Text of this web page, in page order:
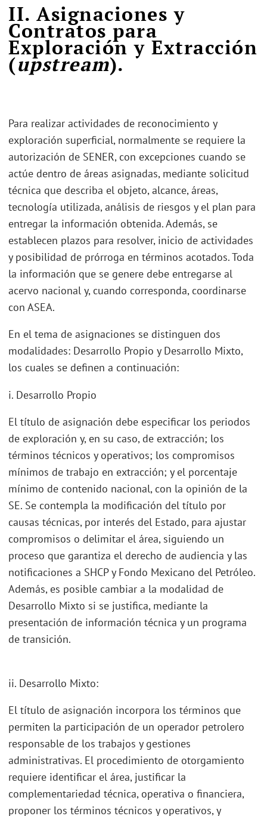
II. Asignaciones y
Contratos para
Exploración y Extracción
(upstream).
Para realizar actividades de reconocimiento y
exploración superficial, normalmente se requiere la
autorización de SENER, con excepciones cuando se
actúe dentro de áreas asignadas, mediante solicitud
técnica que describa el objeto, alcance, áreas,
tecnología utilizada, análisis de riesgos y el plan para
entregar la información obtenida. Además, se
establecen plazos para resolver, inicio de actividades
y posibilidad de prórroga en términos acotados. Toda
la información que se genere debe entregarse al
acervo nacional y, cuando corresponda, coordinarse
con ASEA.
En el tema de asignaciones se distinguen dos
modalidades: Desarrollo Propio y Desarrollo Mixto,
los cuales se definen a continuación:
i. Desarrollo Propio
El título de asignación debe especificar los periodos
de exploración y, en su caso, de extracción; los
términos técnicos y operativos; los compromisos
mínimos de trabajo en extracción; y el porcentaje
mínimo de contenido nacional, con la opinión de la
SE. Se contempla la modificación del título por
causas técnicas, por interés del Estado, para ajustar
compromisos o delimitar el área, siguiendo un
proceso que garantiza el derecho de audiencia y las
notificaciones a SHCP y Fondo Mexicano del Petróleo.
Además, es posible cambiar a la modalidad de
Desarrollo Mixto si se justifica, mediante la
presentación de información técnica y un programa
de transición.
ii. Desarrollo Mixto:
El título de asignación incorpora los términos que
permiten la participación de un operador petrolero
responsable de los trabajos y gestiones
administrativas. El procedimiento de otorgamiento
requiere identificar el área, justificar la
complementariedad técnica, operativa o financiera,
proponer los términos técnicos y operativos, y